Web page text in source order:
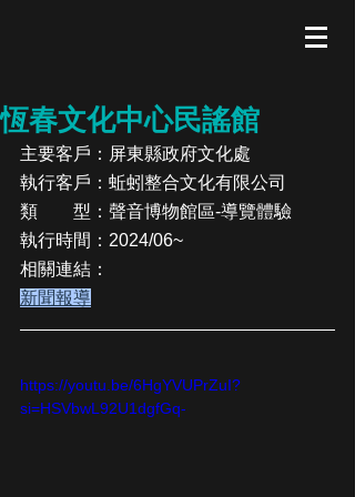
恆春文化中心民謠館
主要客戶：屏東縣政府文化處
執行客戶：蚯蚓整合文化有限公司
類　　型：聲音博物館區-導覽體驗
執行時間：2024/06~
相關連結：
新聞報導
https://youtu.be/6HgYVUPrZuI?
si=HSVbwL92U1dgfGq-